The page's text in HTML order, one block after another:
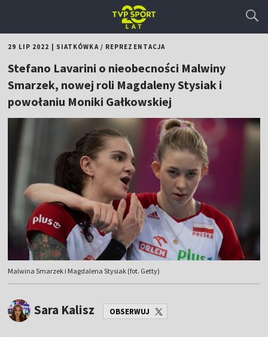
29 LIP 2022 SIATKÓWKA/ REPREZENTACJA
Stefano Lavarini o nieobecności Malwiny
Smarzek, nowej roli Magdaleny Stysiak i
powołaniu Moniki Gałkowskiej
Malwina Smarzek i Magdalena Stysiak (fot. Getty)
Sara Kalisz OBSERWUJ